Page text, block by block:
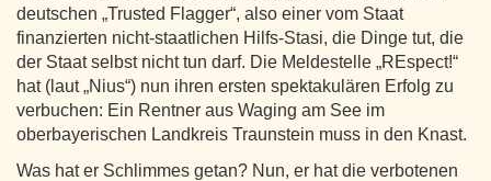
deutschen „Trusted Flagger“, also einer vom Staat
finanzierten nicht-staatlichen Hilfs-Stasi, die Dinge tut, die
der Staat selbst nicht tun darf. Die Meldestelle „REspect!“
hat (laut „Nius“) nun ihren ersten spektakulären Erfolg zu
verbuchen: Ein Rentner aus Waging am See im
oberbayerischen Landkreis Traunstein muss in den Knast.
Was hat er Schlimmes getan? Nun, er hat die verbotenen